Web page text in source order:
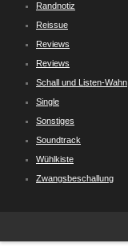
Randnotiz
Reissue
Reviews
Reviews
Schall und Listen-Wahn
Single
Sonstiges
Soundtrack
Wühlkiste
Zwangsbeschallung